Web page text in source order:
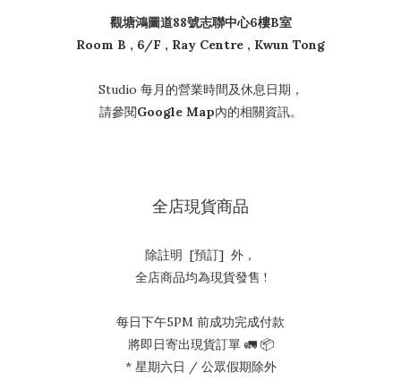
觀塘鴻圖道88號志聯中心6樓B室
Room B , 6/F , Ray Centre , Kwun Tong
Studio 每月的營業時間及休息日期，
請參閱Google Map內的相關資訊。
全店現貨商品
除註明 [預訂] 外，
全店商品均為現貨發售 !
每日下午5PM 前成功完成付款
將即日寄出現貨訂單 🚛 📦
* 星期六日 / 公眾假期除外